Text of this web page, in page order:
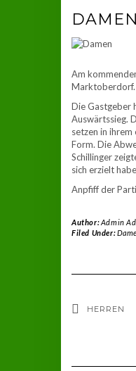
DAMEN
Am
Marktoberdorf.
Die Gastgeber
Auswärtssieg.
setzen in
Form. Die
Schillinger
sich erzielt
Anpfiff der
Author:Admin
Filed Under:
HERREN